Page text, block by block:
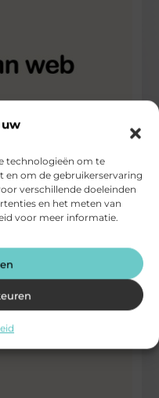
technologieën om te
en om de gebruikerservaring
verschillende doeleinden
en het meten van
voor meer informatie.
schoonmoeder of
in zijn of